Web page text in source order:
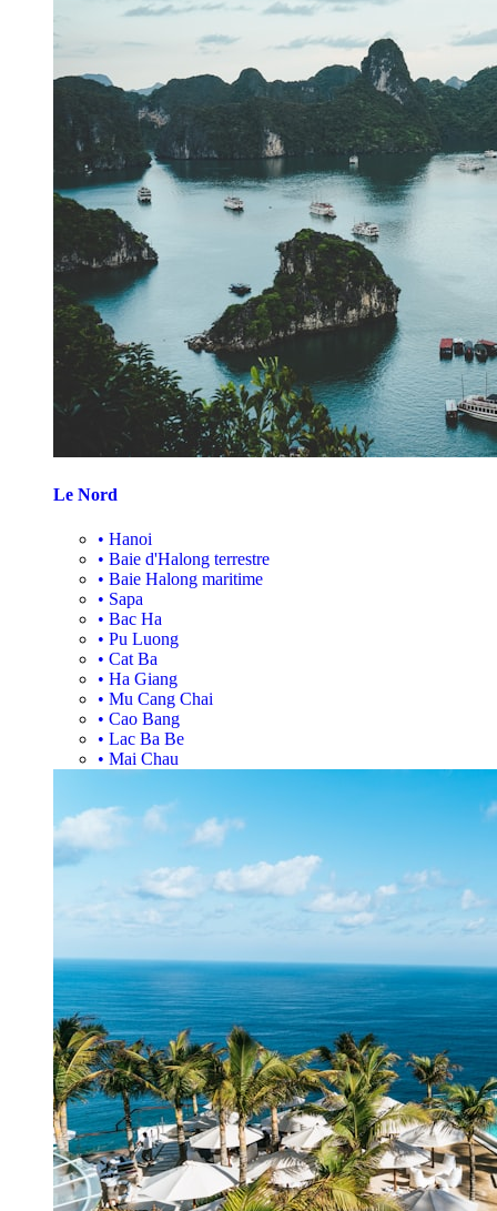
Le Nord
• Hanoi
• Baie d'Halong terrestre
• Baie Halong maritime
• Sapa
• Bac Ha
• Pu Luong
• Cat Ba
• Ha Giang
• Mu Cang Chai
• Cao Bang
• Lac Ba Be
• Mai Chau